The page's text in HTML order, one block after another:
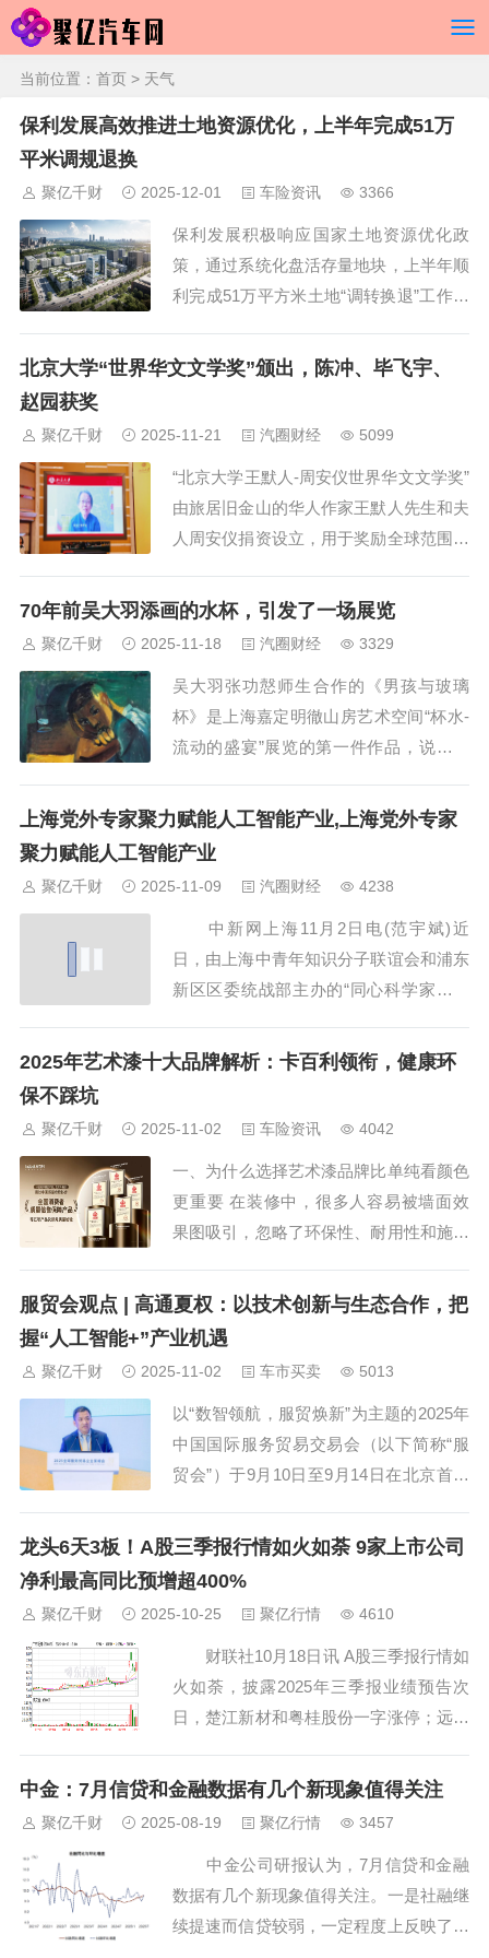
当前位置： 首页 > 天气
保利发展高效推进土地资源优化，上半年完成51万
平米调规退换
聚亿千财 2025-12-01 车险资讯 3366
保利发展积极响应国家土地资源优化政
策，通过系统化盘活存量地块，上半年顺
利完成51万平方米土地“调转换退”工作。
性化推进方案，确保项目按计划高效实
础。 在房地产行业深度调整的背景下，
保利...
北京大学“世界华文文学奖”颁出，陈冲、毕飞宇、
赵园获奖
聚亿千财 2025-11-21 汽圈财经 5099
“北京大学王默人-周安仪世界华文文学奖”
由旅居旧金山的华人作家王默人先生和夫
人周安仪捐资设立，用于奖励全球范围内
球华人创作优秀华文文学作品，促进华文
北京大学中国语言文学系主办，北京大...
70年前吴大羽添画的水杯，引发了一场展览
聚亿千财 2025-11-18 汽圈财经 3329
吴大羽张功慤师生合作的《男孩与玻璃
杯》是上海嘉定明徹山房艺术空间“杯水-
流动的盛宴”展览的第一件作品，说起这
年-2020年）。 《男孩与玻璃杯》 吴大
羽 张功慤 1956 布面油画 张功慤1948年
毕业于国立艺专西画系，师从吴大羽...
上海党外专家聚力赋能人工智能产业,上海党外专家
聚力赋能人工智能产业
聚亿千财 2025-11-09 汽圈财经 4238
中新网上海11月2日电(范宇斌)近
日，由上海中青年知识分子联谊会和浦东
新区区委统战部主办的“同心科学家企业
业发展专场”在上海市浦东新区张江人工
加活动。 活动现场。 上海市委统战...
2025年艺术漆十大品牌解析：卡百利领衔，健康环
保不踩坑
聚亿千财 2025-11-02 车险资讯 4042
​一、为什么选择艺术漆品牌比单纯看颜色
更重要 在装修中，很多人容易被墙面效
果图吸引，忽略了环保性、耐用性和施工
乎家庭健康，尤其是有老人和孩子的家
庭。选择一个靠谱的品牌，能让墙面十年
色问题。 二、2025年艺术漆十大品牌全
解...
服贸会观点 | 高通夏权：以技术创新与生态合作，把
握“人工智能+”产业机遇
聚亿千财 2025-11-02 车市买卖 5013
以“数智领航，服贸焕新”为主题的2025年
中国国际服务贸易交易会（以下简称“服
贸会”）于9月10日至9月14日在北京首钢
球副总裁夏权出席了9月11日举行的2025
全球服务贸易企业家峰会，并发表《技术
创新与合作赋能产业发展》主题演讲，深
入阐述了公司在人工智能领域的探...
龙头6天3板！A股三季报行情如火如荼 9家上市公司
净利最高同比预增超400%
聚亿千财 2025-10-25 聚亿行情 4610
财联社10月18日讯 A股三季报行情如
火如荼，披露2025年三季报业绩预告次
日，楚江新材和粤桂股份一字涨停；远大
周四盘后发布业绩预增公告后，广东明珠
据Choice数据统计显示，...
中金：7月信贷和金融数据有几个新现象值得关注
聚亿千财 2025-08-19 聚亿行情 3457
中金公司研报认为，7月信贷和金融
数据有几个新现象值得关注。一是社融继
续提速而信贷较弱，一定程度上反映了金